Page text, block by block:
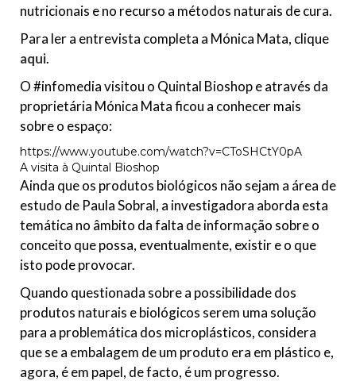
nutricionais e no recurso a métodos naturais de cura.
Para ler a entrevista completa a Mónica Mata, clique
aqui.
O #infomedia visitou o Quintal Bioshop e através da
proprietária Mónica Mata ficou a conhecer mais
sobre o espaço:
https://www.youtube.com/watch?v=CToSHCtY0pA
A visita à Quintal Bioshop
Ainda que os produtos biológicos não sejam a área de
estudo de Paula Sobral, a investigadora aborda esta
temática no âmbito da falta de informação sobre o
conceito que possa, eventualmente, existir e o que
isto pode provocar.
Quando questionada sobre a possibilidade dos
produtos naturais e biológicos serem uma solução
para a problemática dos microplásticos, considera
que se a embalagem de um produto era em plástico e,
agora, é em papel, de facto, é um progresso.